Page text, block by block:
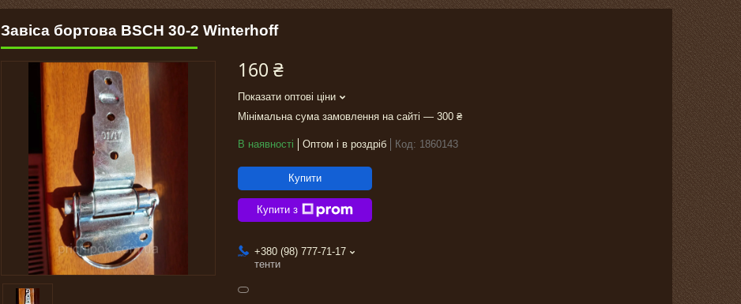
Завіса бортова BSCH 30-2 Winterhoff
160 ₴
Показати оптові ціни
Мінімальна сума замовлення на сайті — 300 ₴
В наявності Оптом і в роздріб Код: 1860143
Купити
Купити з
+380 (98) 777-71-17
тенти